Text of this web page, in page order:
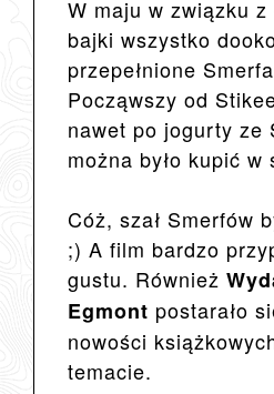
W maju w związku
bajki wszystko
przepełnione
Począwszy od
nawet po jogurty ze
można było kupić w
Cóż, szał Smerfów
;) A film bardzo
gustu. Również
Egmont postarało
nowości
temacie.